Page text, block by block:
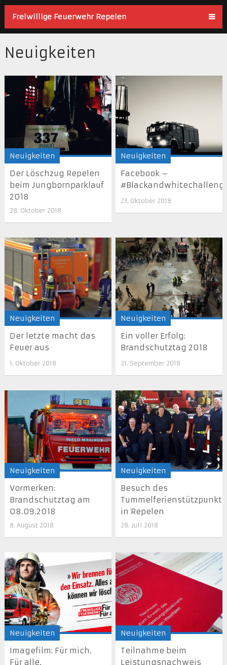
Freiwillige Feuerwehr Repelen
Neuigkeiten
Neuigkeiten
Der Löschzug Repelen
beim Jungbornparklauf
2018
28. Oktober 2018
Neuigkeiten
Facebook –
23. Oktober 2018
Neuigkeiten
Der letzte macht das
Feuer aus
1. Oktober 2018
Neuigkeiten
Ein voller Erfolg:
Brandschutztag 2018
21. September 2018
Neuigkeiten
Vormerken:
Brandschutztag am
08.09.2018
8. August 2018
Neuigkeiten
Besuch des
Tummelferienstützpunkts
in Repelen
28. Juli 2018
Neuigkeiten
Imagefilm: Für mich.
Für alle.
Neuigkeiten
Teilnahme beim
Leistungsnachweis